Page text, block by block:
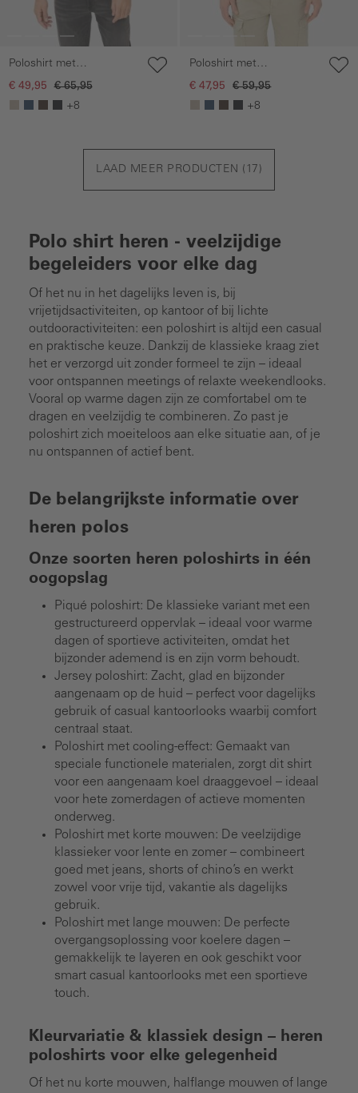
Poloshirt met
drukknopen
€ 49,95
€ 65,95
+8
Poloshirt met
drukknopen
€ 47,95
€ 59,95
+8
LAAD MEER PRODUCTEN ( 17 )
Polo shirt heren - veelzijdige
begeleiders voor elke dag
Of het nu in het dagelijks leven is, bij
vrijetijdsactiviteiten, op kantoor of bij lichte
outdooractiviteiten: een poloshirt is altijd een casual
en praktische keuze. Dankzij de klassieke kraag ziet
het er verzorgd uit zonder formeel te zijn – ideaal
voor ontspannen meetings of relaxte weekendlooks.
Vooral op warme dagen zijn ze comfortabel om te
dragen en veelzijdig te combineren. Zo past je
poloshirt zich moeiteloos aan elke situatie aan, of je
nu ontspannen of actief bent.
De belangrijkste informatie over
heren polos
Onze soorten heren poloshirts in één
oogopslag
Piqué poloshirt: De klassieke variant met een
gestructureerd oppervlak – ideaal voor warme
dagen of sportieve activiteiten, omdat het
bijzonder ademend is en zijn vorm behoudt.
Jersey poloshirt: Zacht, glad en bijzonder
aangenaam op de huid – perfect voor dagelijks
gebruik of casual kantoorlooks waarbij comfort
centraal staat.
Poloshirt met cooling-effect: Gemaakt van
speciale functionele materialen, zorgt dit shirt
voor een aangenaam koel draaggevoel – ideaal
voor hete zomerdagen of actieve momenten
onderweg.
Poloshirt met korte mouwen: De veelzijdige
klassieker voor lente en zomer – combineert
goed met jeans, shorts of chino’s en werkt
zowel voor vrije tijd, vakantie als dagelijks
gebruik.
Poloshirt met lange mouwen: De perfecte
overgangsoplossing voor koelere dagen –
gemakkelijk te layeren en ook geschikt voor
smart casual kantoorlooks met een sportieve
touch.
Kleurvariatie & klassiek design – heren
poloshirts voor elke gelegenheid
Of het nu korte mouwen, halflange mouwen of lange